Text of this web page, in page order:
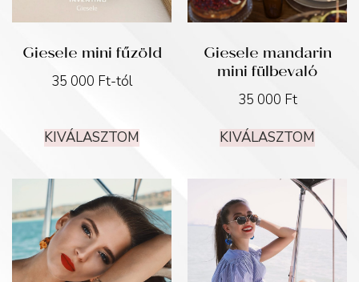
Giesele mini fűzöld
35 000 Ft-tól
KIVÁLASZTOM
Giesele mandarin
mini fülbevaló
35 000 Ft
KIVÁLASZTOM